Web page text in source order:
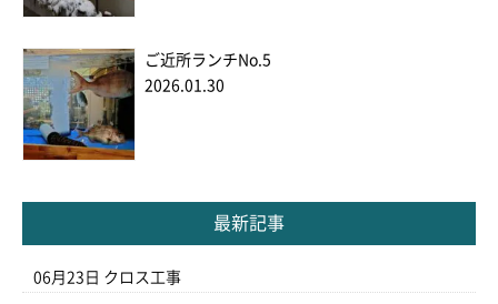
ご近所ランチNo.5
2026.01.30
最新記事
06月23日 クロス工事